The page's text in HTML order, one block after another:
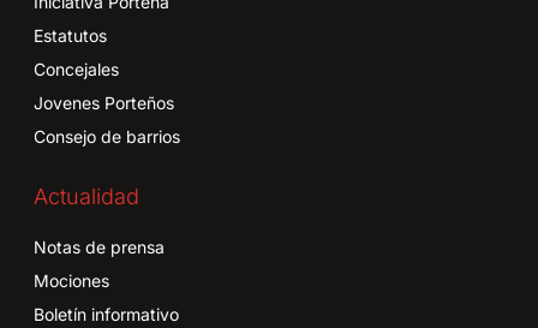
Estatutos
Concejales
Jovenes Porteños
Consejo de barrios
Actualidad
Notas de prensa
Mociones
Boletín informativo